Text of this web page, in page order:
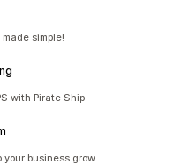
simple!
with Pirate Ship
business grow.